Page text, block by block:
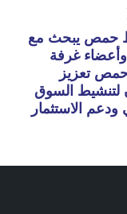
حمص يبحث مع
غرفة
تعزيز
لتنشيط السوق
ودعم الاستثمار